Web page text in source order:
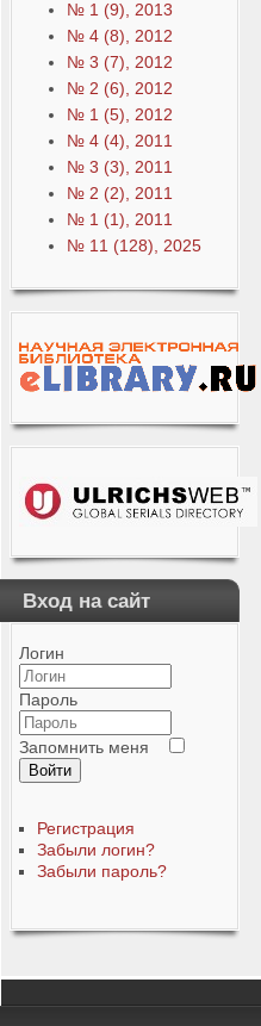
№ 1 (9), 2013
№ 4 (8), 2012
№ 3 (7), 2012
№ 2 (6), 2012
№ 1 (5), 2012
№ 4 (4), 2011
№ 3 (3), 2011
№ 2 (2), 2011
№ 1 (1), 2011
№ 11 (128), 2025
Вход на сайт
Логин
Пароль
Запомнить меня
Войти
Регистрация
Забыли логин?
Забыли пароль?